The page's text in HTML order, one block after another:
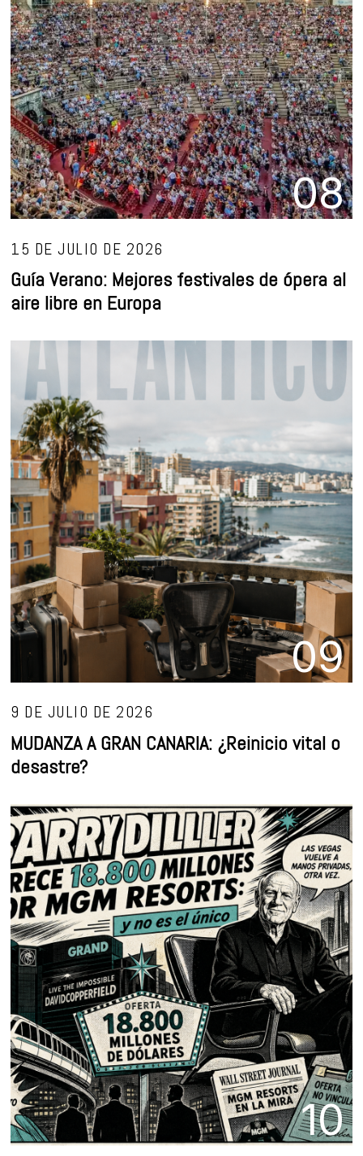
08
15 DE JULIO DE 2026
Guía Verano: Mejores festivales de ópera al
aire libre en Europa
09
9 DE JULIO DE 2026
MUDANZA A GRAN CANARIA: ¿Reinicio vital o
desastre?
10